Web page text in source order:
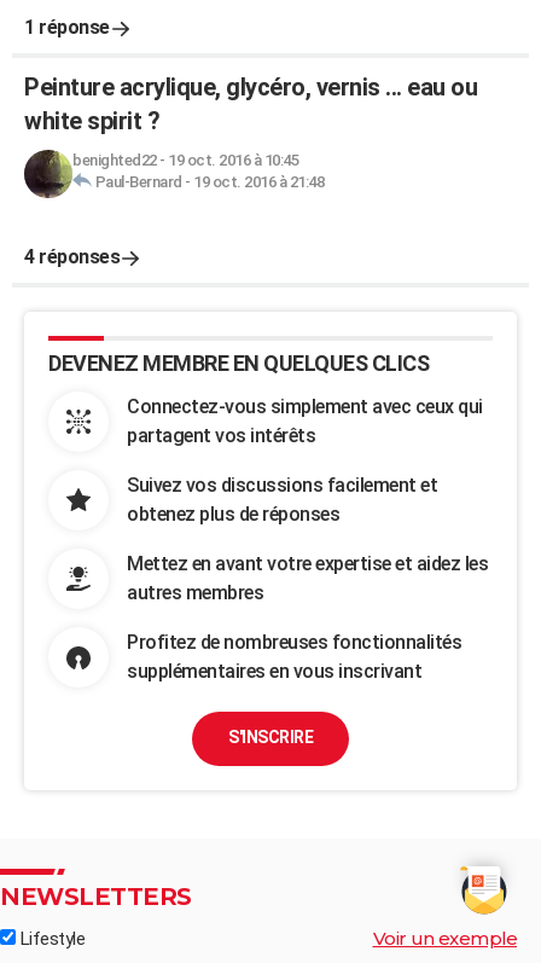
1 réponse
Peinture acrylique, glycéro, vernis ... eau ou
white spirit ?
benighted22- 19 oct. 2016 à 10:45
Paul-Bernard - 19 oct. 2016 à 21:48
4 réponses
DEVENEZ MEMBRE EN QUELQUES CLICS
Connectez-vous simplement avec ceux qui
partagent vos intérêts
Suivez vos discussions facilement et
obtenez plus de réponses
Mettez en avant votre expertise et aidez les
autres membres
Profitez de nombreuses fonctionnalités
supplémentaires en vous inscrivant
S'INSCRIRE
NEWSLETTERS
Lifestyle Voir un exemple